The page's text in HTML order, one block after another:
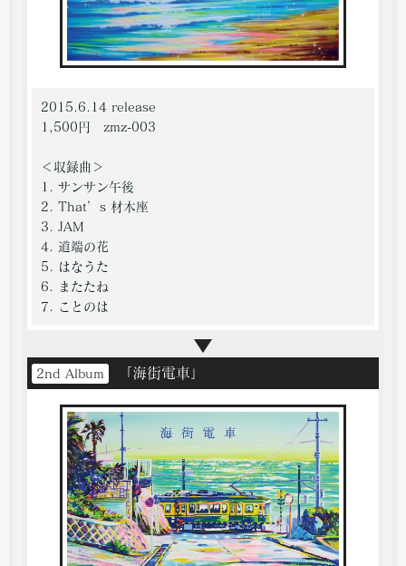
2015.6.14 release
1,500円 zmz-003
＜収録曲＞
1. サンサン午後
2. That’s 材木座
3. JAM
4. 道端の花
5. はなうた
6. またたね
7. ことのは
2nd Album 「海街電車」